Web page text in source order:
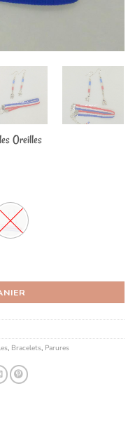
Oreilles
, Bracelets, Parures